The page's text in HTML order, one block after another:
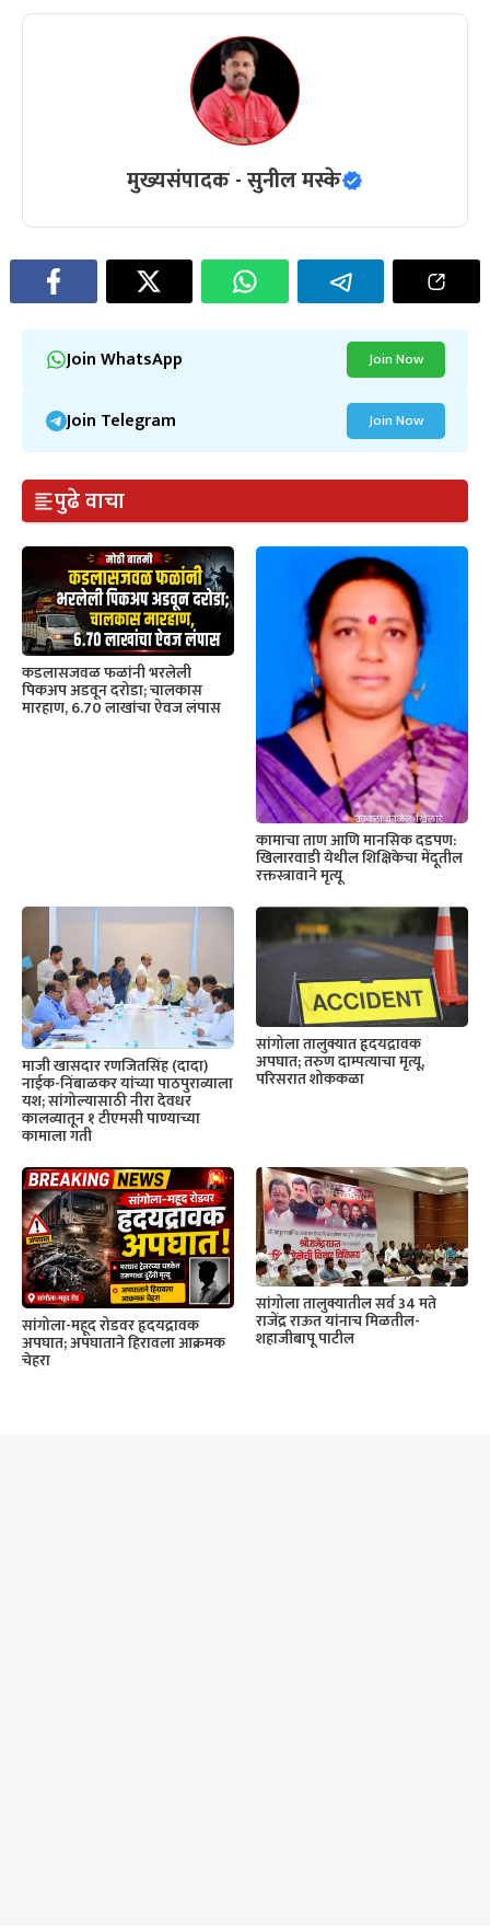
मुख्यसंपादक - सुनील मस्के
Join WhatsApp Join Now
Join Telegram Join Now
पुढे वाचा
कडलासजवळ फळांनी भरलेली
पिकअप अडवून दरोडा; चालकास
मारहाण, 6.70 लाखांचा ऐवज लंपास
कामाचा ताण आणि मानसिक दडपण:
खिलारवाडी येथील शिक्षिकेचा मेंदूतील
रक्तस्त्रावाने मृत्यू
माजी खासदार रणजितसिंह (दादा)
नाईक-निंबाळकर यांच्या पाठपुराव्याला
यश; सांगोल्यासाठी नीरा देवधर
कालव्यातून १ टीएमसी पाण्याच्या
कामाला गती
सांगोला तालुक्यात हृदयद्रावक
अपघात; तरुण दाम्पत्याचा मृत्यू,
परिसरात शोककळा
सांगोला-महूद रोडवर हृदयद्रावक
अपघात; अपघाताने हिरावला आक्रमक
चेहरा
सांगोला तालुक्यातील सर्व 34 मते
राजेंद्र राऊत यांनाच मिळतील-
शहाजीबापू पाटील